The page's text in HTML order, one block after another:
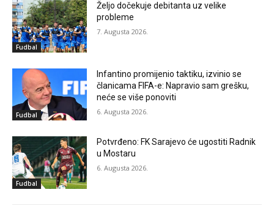
Fudbal
Željo dočekuje debitanta uz velike
probleme
7. Augusta 2026.
Fudbal
Infantino promijenio taktiku, izvinio se
članicama FIFA-e: Napravio sam grešku,
neće se više ponoviti
6. Augusta 2026.
Fudbal
Potvrđeno: FK Sarajevo će ugostiti Radnik
u Mostaru
6. Augusta 2026.